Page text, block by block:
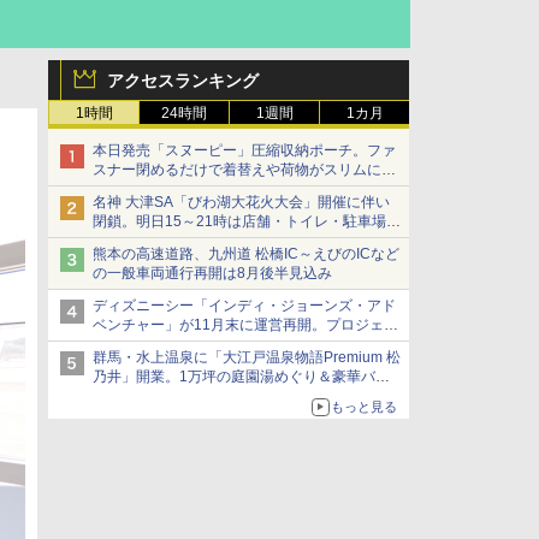
アクセスランキング
1時間 24時間 1週間 1カ月
本日発売「スヌーピー」圧縮収納ポーチ。ファ
スナー閉めるだけで着替えや荷物がスリムにま
とまる
名神 大津SA「びわ湖大花火大会」開催に伴い
閉鎖。明日15～21時は店舗・トイレ・駐車場の
利用不可
熊本の高速道路、九州道 松橋IC～えびのICなど
の一般車両通行再開は8月後半見込み
ディズニーシー「インディ・ジョーンズ・アド
ベンチャー」が11月末に運営再開。プロジェク
ションマッピングを追加、DPAは1500円
群馬・水上温泉に「大江戸温泉物語Premium 松
乃井」開業。1万坪の庭園湯めぐり＆豪華バイ
もっと見る